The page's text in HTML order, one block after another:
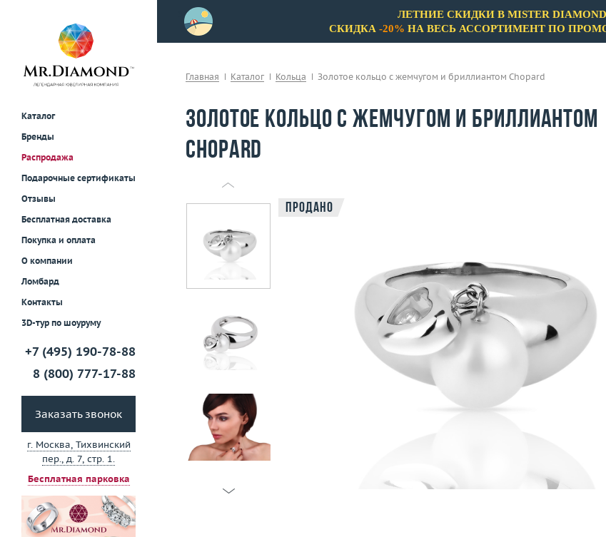
Каталог
Бренды
Распродажа
Подарочные сертификаты
Отзывы
Бесплатная доставка
Покупка и оплата
О компании
Ломбард
Контакты
3D-тур по шоуруму
+7 (495) 190-78-88
8 (800) 777-17-88
Заказать звонок
г. Москва, Тихвинский
пер., д. 7, стр. 1.
Бесплатная парковка
примерки!
ЛЕТНИЕ СКИДКИ В MISTER
СКИДКА -20% НА ВЕСЬ АССОРТИМЕНТ ПО
Главная Каталог Кольца Золотое кольцо с жемчугом и бриллиантом Chopard
Золотое кольцо с жемчугом и бриллиантом
Chopard
Продано